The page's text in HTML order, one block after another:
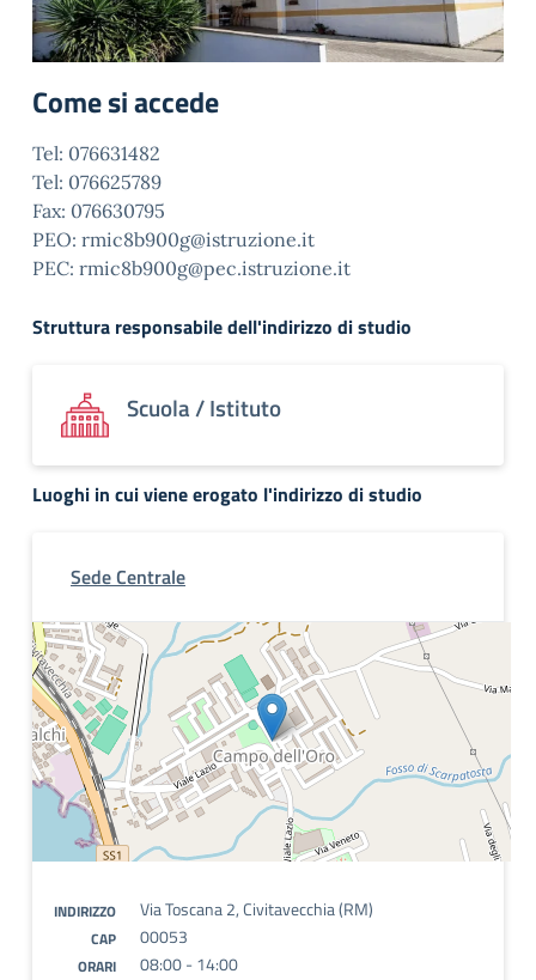
Come si accede
Tel: 076631482
Tel: 076625789
Fax: 076630795
PEO: rmic8b900g@istruzione.it
PEC: rmic8b900g@pec.istruzione.it
Struttura responsabile dell'indirizzo di studio
Scuola / Istituto
Luoghi in cui viene erogato l'indirizzo di studio
Sede Centrale
INDIRIZZO Via Toscana 2, Civitavecchia (RM)
CAP 00053
ORARI 08:00 - 14:00